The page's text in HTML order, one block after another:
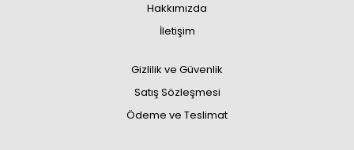
Hakkımızda
İletişim
Gizlilik ve Güvenlik
Satış Sözleşmesi
Ödeme ve Teslimat